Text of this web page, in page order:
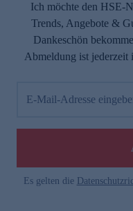
Ich möchte den HSE-
Trends, Angebote &
Dankeschön
Abmeldung ist
E-Mail-Adresse
Es gelten die